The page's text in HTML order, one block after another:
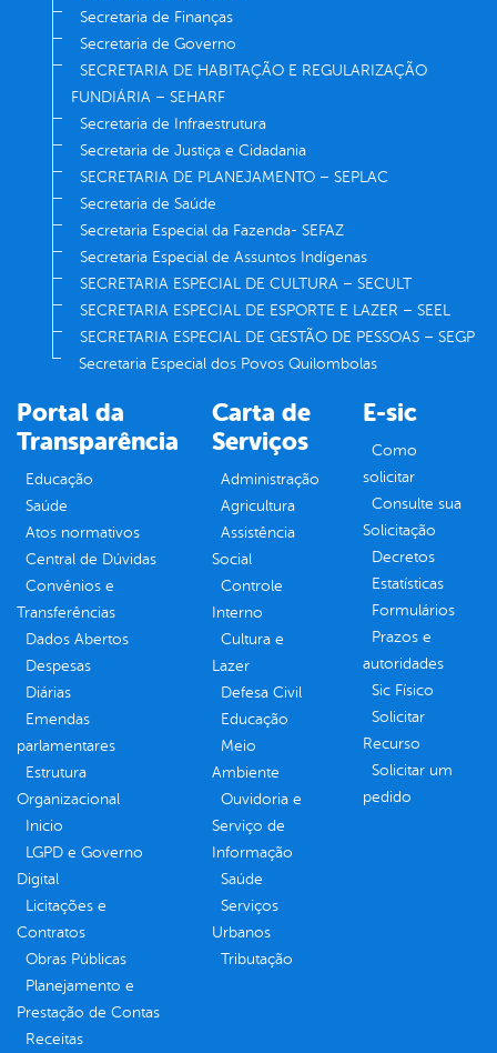
Secretaria de Finanças
Secretaria de Governo
SECRETARIA DE HABITAÇÃO E REGULARIZAÇÃO
FUNDIÁRIA – SEHARF
Secretaria de Infraestrutura
Secretaria de Justiça e Cidadania
SECRETARIA DE PLANEJAMENTO – SEPLAC
Secretaria de Saúde
Secretaria Especial da Fazenda- SEFAZ
Secretaria Especial de Assuntos Indígenas
SECRETARIA ESPECIAL DE CULTURA – SECULT
SECRETARIA ESPECIAL DE ESPORTE E LAZER – SEEL
SECRETARIA ESPECIAL DE GESTÃO DE PESSOAS – SEGP
Secretaria Especial dos Povos Quilombolas
Portal da
Transparência
Educação
Saúde
Atos normativos
Central de Dúvidas
Convênios e
Transferências
Dados Abertos
Despesas
Diárias
Emendas
parlamentares
Estrutura
Organizacional
Inicio
LGPD e Governo
Digital
Licitações e
Contratos
Obras Públicas
Planejamento e
Prestação de Contas
Receitas
Carta de
Serviços
Administração
Agricultura
Assistência
Social
Controle
Interno
Cultura e
Lazer
Defesa Civil
Educação
Meio
Ambiente
Ouvidoria e
Serviço de
Informação
Saúde
Serviços
Urbanos
Tributação
E-sic
Como
solicitar
Consulte sua
Solicitação
Decretos
Estatísticas
Formulários
Prazos e
autoridades
Sic Físico
Solicitar
Recurso
Solicitar um
pedido